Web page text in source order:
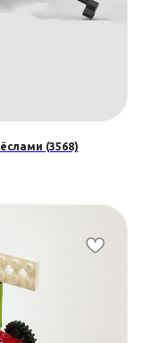
(3568)